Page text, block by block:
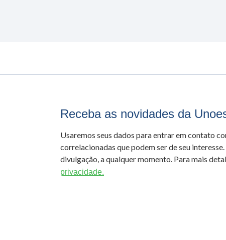
Receba as novidades da
Usaremos seus dados para entrar em contato
correlacionadas que podem ser de seu
divulgação, a qualquer momento. Para mais
privacidade.